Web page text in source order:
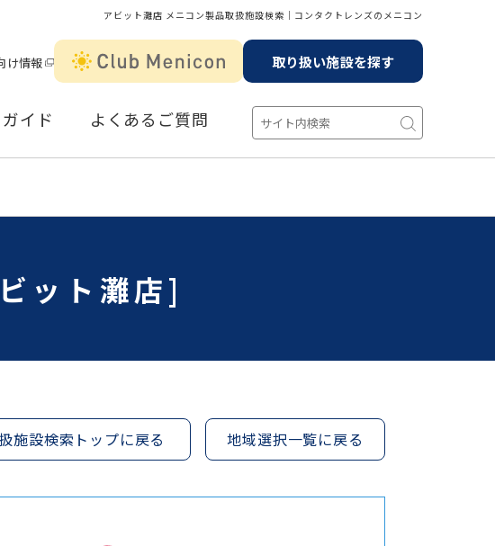
アビット灘店 メニコン製品取扱施設検索│コンタクトレンズのメニコン
け情報 取り扱い施設を探す
イド よくあるご質問
ット灘店]
施設検索トップに戻る 地域選択一覧に戻る